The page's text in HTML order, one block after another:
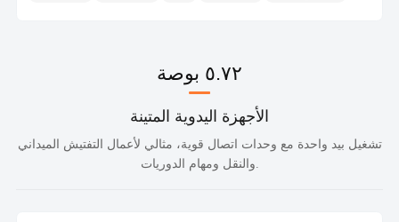
٥.٧٢ بوصة
الأجهزة اليدوية المتينة
تشغيل بيد واحدة مع وحدات اتصال قوية، مثالي لأعمال التفتيش الميداني
والنقل ومهام الدوريات.